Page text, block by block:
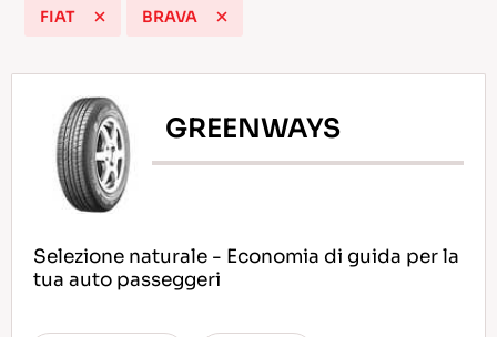
Consigli per la Guida nella Neve
LEGGI DI PIU
FIAT BRAVA
GREENWAYS
Selezione naturale - Economia di guida per la
tua auto passeggeri